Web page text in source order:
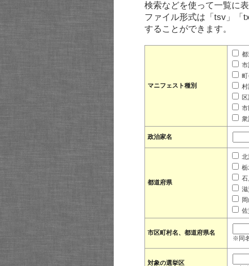
検索などを使って一覧に
ファイル形式は「tsv」「
することができます。
マニフェスト種別
都
市
町
村
市
衆
政治家名
都道府県
北
市区町村名、都道府県名
※同
対象の選挙区